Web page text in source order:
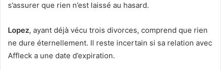
s’assurer que rien n’est laissé au hasard.
Lopez, ayant déjà vécu trois divorces, comprend que rien
ne dure éternellement. Il reste incertain si sa relation avec
Affleck a une date d’expiration.